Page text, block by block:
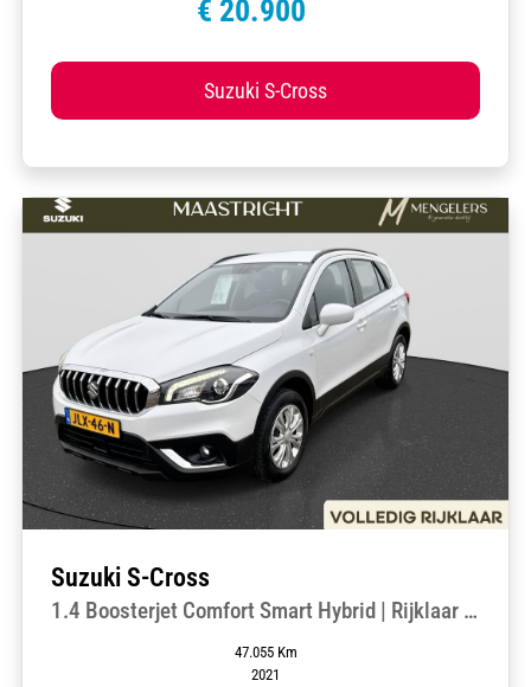
€ 20.900
Suzuki S-Cross
Suzuki S-Cross
1.4 Boosterjet Comfort Smart Hybrid | Rijklaar |
Climate Control | Elektrische ramen
47.055 Km
2021